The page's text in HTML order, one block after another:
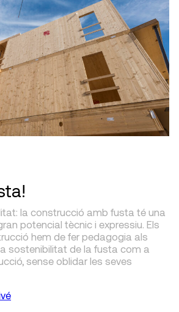
la construcció amb fusta té una
potencial tècnic i expressiu. Els
hem de fer pedagogia als
sostenibilitat de la fusta com a
sense oblidar les seves